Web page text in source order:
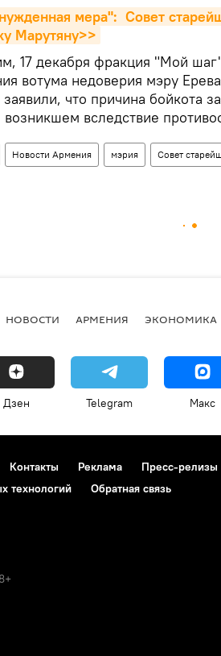
мера":  Совет
Марутяну>>
17 декабря фракция "Мой
вотума недоверия мэру
что причина бойкота
возникшем вследствие
Новости Армения мэрия Совет
НОВОСТИ АРМЕНИЯ ЭКОНОМИКА
Дзен Telegram Макс
Контакты Реклама Пресс-релизы
технологий
Обратная связь